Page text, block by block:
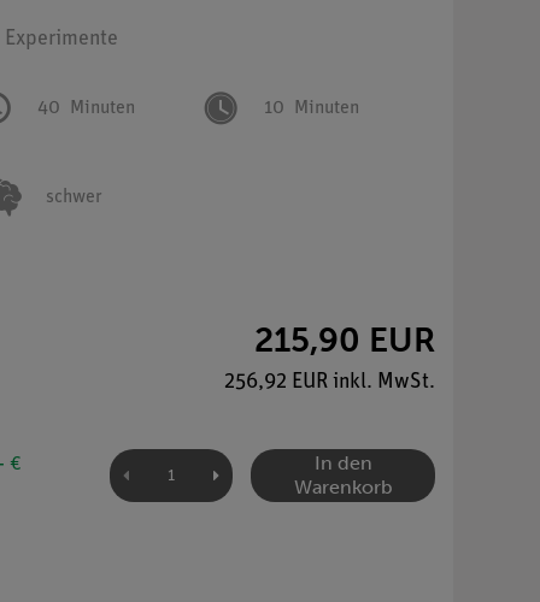
40 Minuten 10 Minuten
schwer
215,90 EUR
256,92 EUR inkl. MwSt.
€
In den
Warenkorb